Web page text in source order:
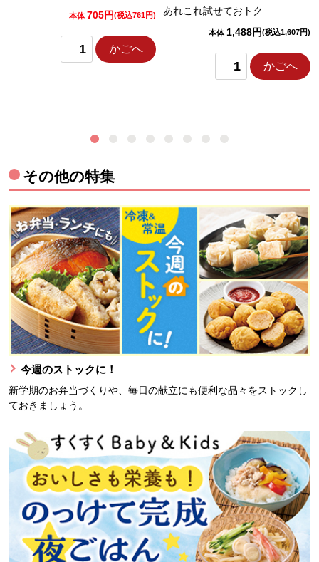
本体 705円(税込761円)
かごへ
あれこれ試せておトク
本体 1,488円(税込1,607円)
かごへ
その他の特集
今週のストックに！
新学期のお弁当づくりや、毎日の献立にも便利な品々をストックし
ておきましょう。